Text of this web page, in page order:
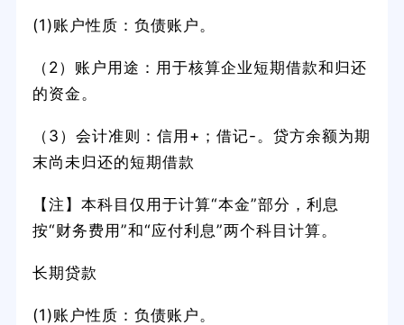
(1)账户性质：负债账户。
（2）账户用途：用于核算企业短期借款和归还
的资金。
（3）会计准则：信用+；借记-。贷方余额为期
末尚未归还的短期借款
【注】本科目仅用于计算“本金”部分，利息
按“财务费用”和“应付利息”两个科目计算。
长期贷款
(1)账户性质：负债账户。